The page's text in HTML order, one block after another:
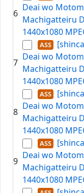
6
Deai wo
Machigatteiru
1440x1080
7
Deai wo
Machigatteiru
1440x1080
8
Deai wo
Machigatteiru
1440x1080
9
Deai wo
Machigatteiru
1440x1080